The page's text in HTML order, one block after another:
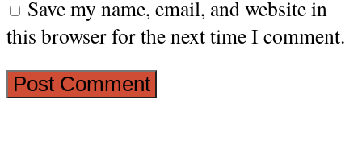
Save my name, email, and website in
this browser for the next time I comment.